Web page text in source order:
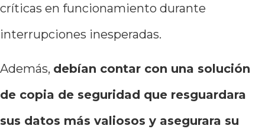
críticas en funcionamiento durante
interrupciones inesperadas.
Además, debían contar con una solución
de copia de seguridad que resguardara
sus datos más valiosos y asegurara su